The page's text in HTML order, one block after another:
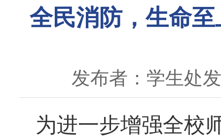
全民消防，生命
发布者：学生处
为进一步增强全校